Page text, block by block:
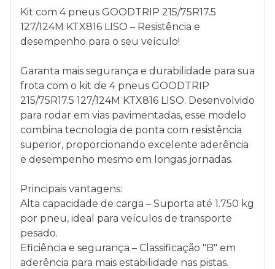
Kit com 4 pneus GOODTRIP 215/75R17.5
127/124M KTX816 LISO – Resistência e
desempenho para o seu veículo!
Garanta mais segurança e durabilidade para sua
frota com o kit de 4 pneus GOODTRIP
215/75R17.5 127/124M KTX816 LISO. Desenvolvido
para rodar em vias pavimentadas, esse modelo
combina tecnologia de ponta com resistência
superior, proporcionando excelente aderência
e desempenho mesmo em longas jornadas.
Principais vantagens:
Alta capacidade de carga – Suporta até 1.750 kg
por pneu, ideal para veículos de transporte
pesado.
Eficiência e segurança – Classificação "B" em
aderência para mais estabilidade nas pistas.